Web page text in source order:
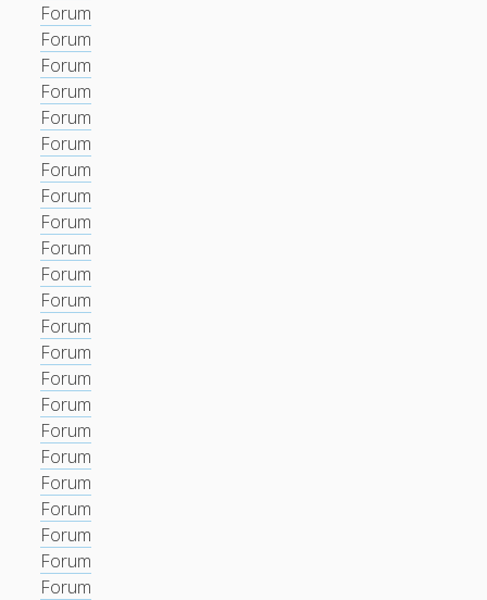
Forum
Forum
Forum
Forum
Forum
Forum
Forum
Forum
Forum
Forum
Forum
Forum
Forum
Forum
Forum
Forum
Forum
Forum
Forum
Forum
Forum
Forum
Forum